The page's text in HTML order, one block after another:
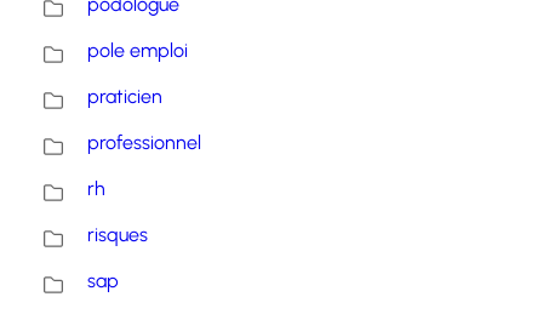
pole emploi
praticien
professionnel
rh
risques
sap